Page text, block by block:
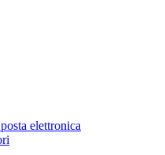
elettronica